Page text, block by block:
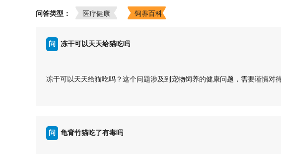
问答类型： 医疗健康 饲养百科
问 冻干可以天天给猫吃吗
冻干可以天天给猫吃吗？这个问题涉及到宠物饲养的健康问题，需要谨慎对
1、冻干食品是一种方便保存和喂养的宠物食品，但并不适合作为猫咪的主
证其获得全面均衡的营养。
3、如果想要给猫咪添加一些冻干食品，建议选择无添加剂、无防腐剂的纯
问 龟背竹猫吃了有毒吗